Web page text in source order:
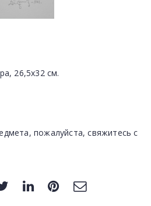
26,5х32 см.
пожалуйста, свяжитесь с